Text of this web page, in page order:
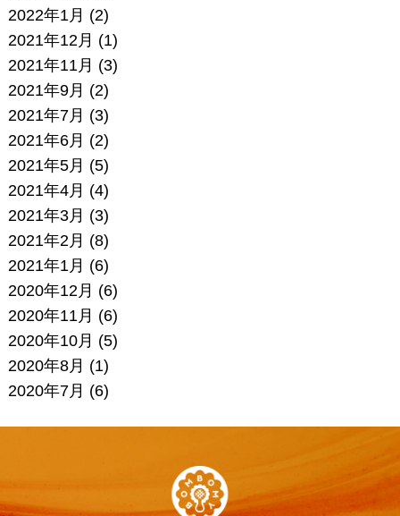
2022年1月 (2)
2021年12月 (1)
2021年11月 (3)
2021年9月 (2)
2021年7月 (3)
2021年6月 (2)
2021年5月 (5)
2021年4月 (4)
2021年3月 (3)
2021年2月 (8)
2021年1月 (6)
2020年12月 (6)
2020年11月 (6)
2020年10月 (5)
2020年8月 (1)
2020年7月 (6)